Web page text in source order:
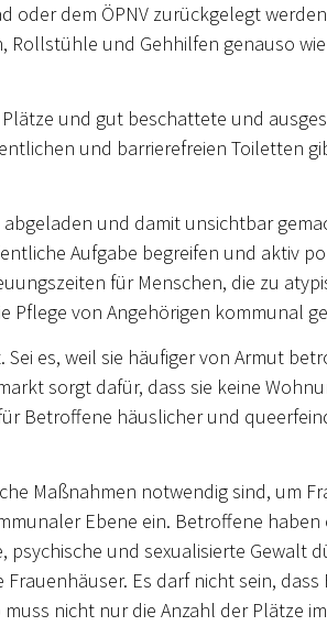
oder dem ÖPNV zurückgelegt
Rollstühle und Gehhilfen genauso
und gut beschattete und
und barrierefreien Toiletten
und damit unsichtbar
Aufgabe begreifen und aktiv
für Menschen, die zu
Pflege von Angehörigen kommunal
es, weil sie häufiger von Armut
sorgt dafür, dass sie keine
Betroffene häuslicher und
Maßnahmen notwendig sind, um
Ebene ein. Betroffene haben
und sexualisierte Gewalt
Es darf nicht sein,
nicht nur die Anzahl der Plätze